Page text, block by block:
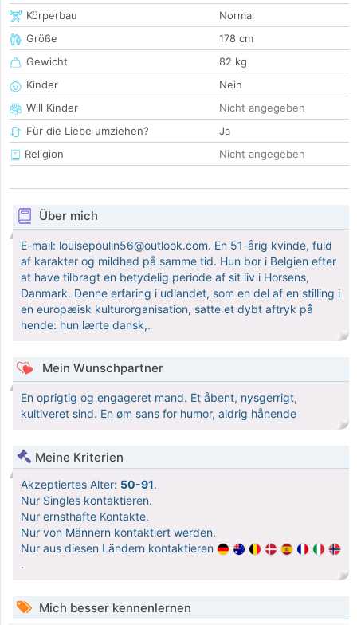
Körperbau
Normal
Größe
178 cm
Gewicht
82 kg
Kinder
Nein
Will Kinder
Nicht angegeben
Für die Liebe umziehen?
Ja
Religion
Nicht angegeben
Über mich
E-mail: louisepoulin56@outlook.com. En 51-årig kvinde, fuld
af karakter og mildhed på samme tid. Hun bor i Belgien efter
at have tilbragt en betydelig periode af sit liv i Horsens,
Danmark. Denne erfaring i udlandet, som en del af en stilling i
en europæisk kulturorganisation, satte et dybt aftryk på
hende: hun lærte dansk,.
Mein Wunschpartner
En oprigtig og engageret mand. Et åbent, nysgerrigt,
kultiveret sind. En øm sans for humor, aldrig hånende
Meine Kriterien
Akzeptiertes Alter: 50-91.
Nur Singles kontaktieren.
Nur ernsthafte Kontakte.
Nur von Männern kontaktiert werden.
Nur aus diesen Ländern kontaktieren
.
Mich besser kennenlernen